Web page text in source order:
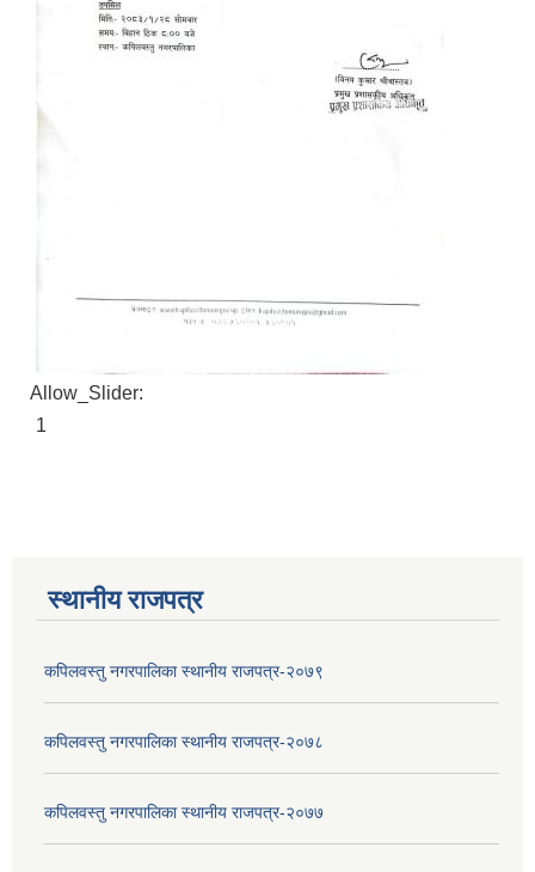
Allow_Slider:
1
स्थानीय राजपत्र
कपिलवस्तु नगरपालिका स्थानीय राजपत्र-२०७९
कपिलवस्तु नगरपालिका स्थानीय राजपत्र-२०७८
कपिलवस्तु नगरपालिका स्थानीय राजपत्र-२०७७